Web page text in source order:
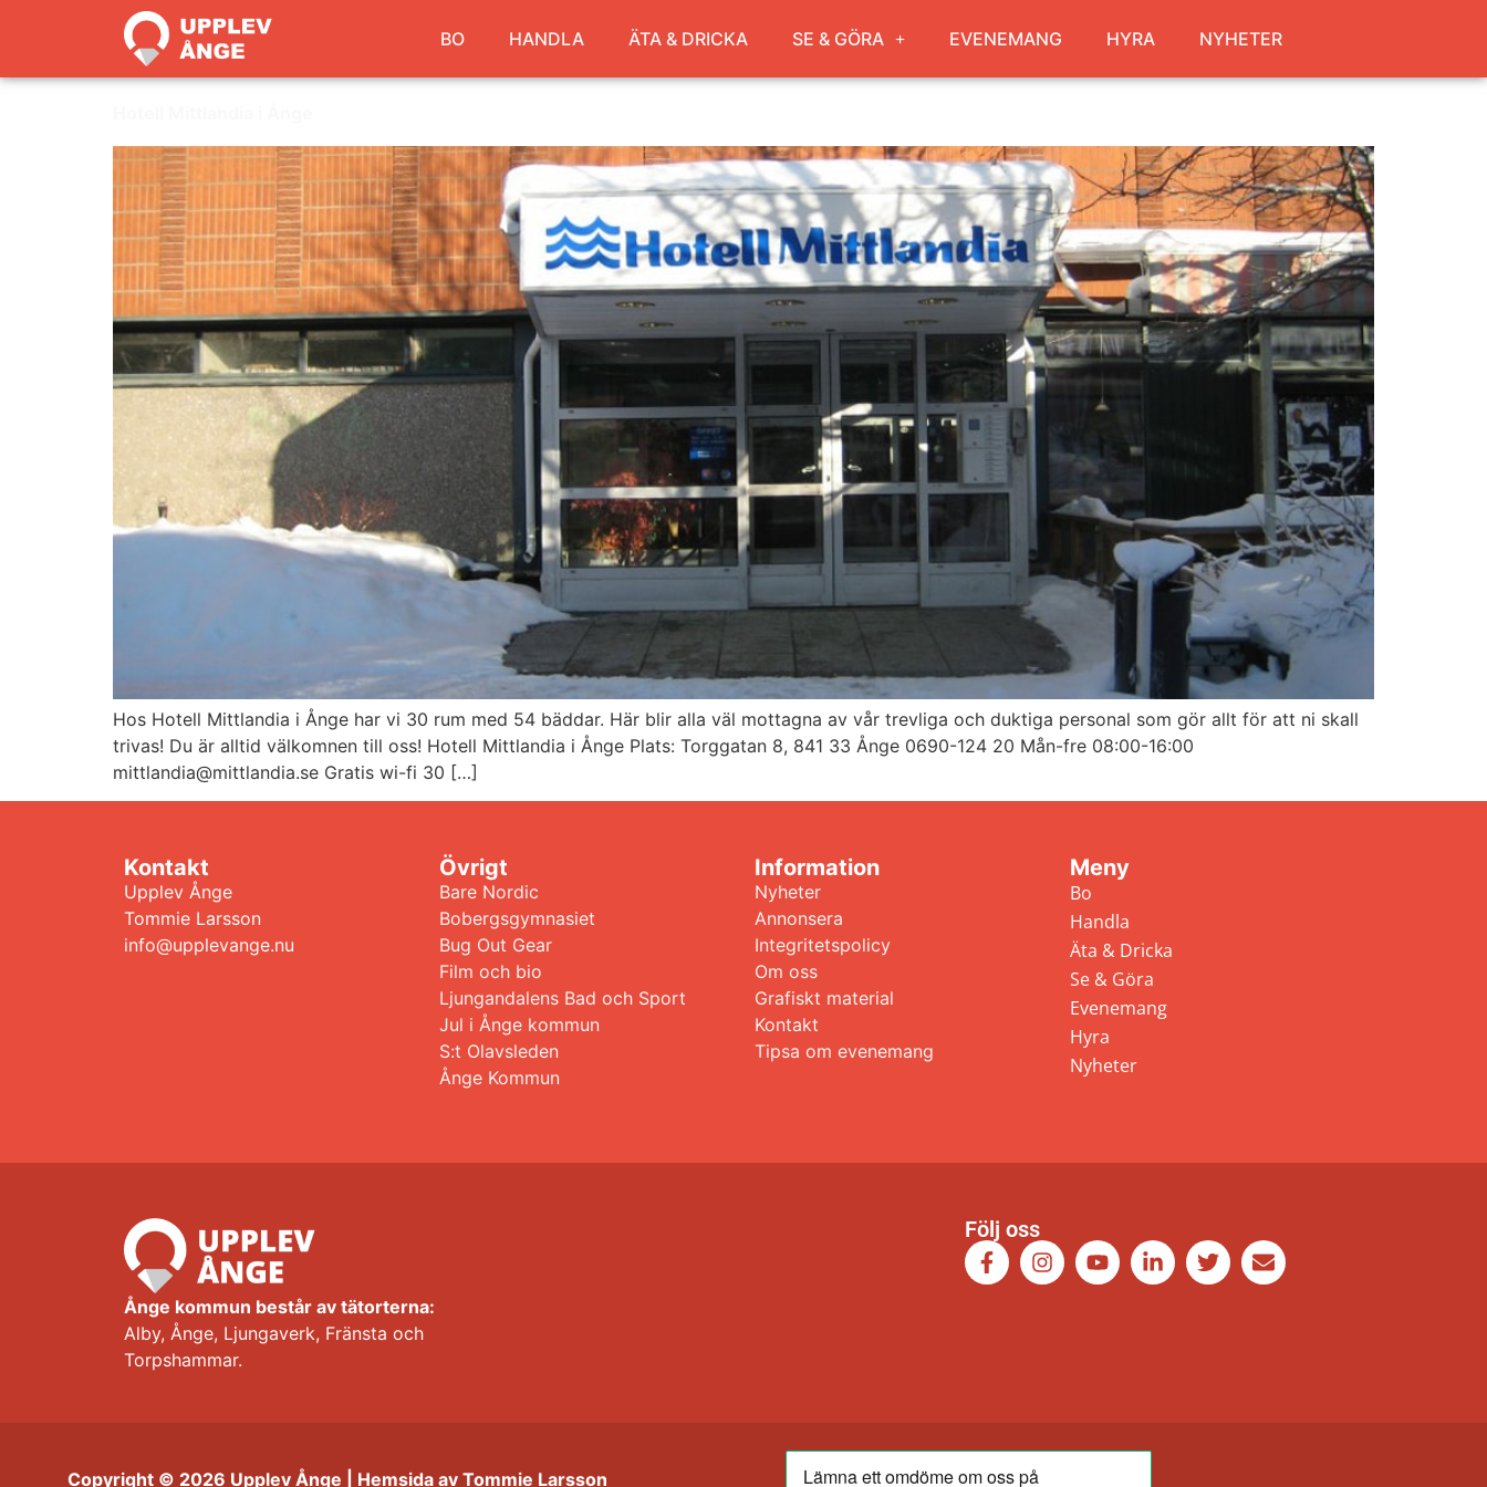
BO HANDLA ÄTA & DRICKA SE & GÖRA EVENEMANG HYRA NYHETER
Hos Hotell Mittlandia i Ånge har vi 30 rum med 54 bäddar. Här blir alla väl mottagna av vår trevliga och duktiga personal som gör allt för att ni skall
trivas! Du är alltid välkomnen till oss! Hotell Mittlandia i Ånge Plats: Torggatan 8, 841 33 Ånge 0690-124 20 Mån-fre 08:00-16:00
mittlandia@mittlandia.se Gratis wi-fi 30 […]
Kontakt
Upplev Ånge
Tommie Larsson
info@upplevange.nu
Övrigt
Bare Nordic
Bobergsgymnasiet
Bug Out Gear
Film och bio
Ljungandalens Bad och Sport
Jul i Ånge kommun
S:t Olavsleden
Ånge Kommun
Information
Nyheter
Annonsera
Integritetspolicy
Om oss
Grafiskt material
Kontakt
Tipsa om evenemang
Meny
Bo
Handla
Äta & Dricka
Se & Göra
Evenemang
Hyra
Nyheter
Ånge kommun består av tätorterna:
Alby, Ånge, Ljungaverk, Fränsta och
Torpshammar.
Följ oss
Copyright © 2026 Upplev Ånge | Hemsida av Tommie Larsson